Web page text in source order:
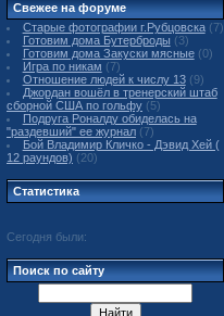
Свежее на форуме
Старые фотографии г.Рубцовска (7)
Готовим дома Бутерброды (3)
Готовим дома Закуски мясные (0)
Игра по никам (7)
Отношение людей к числу 13 (9)
Джордан вошёл в тренерский штаб
сборной США по гольфу (5)
Подруга Роналду обиделась на
"раздевший" ее журнал (7)
Бой Владимир Кличко - Дэвид Хей (
12 раундов) (20)
Статистика
Сегодня были:
Поиск по сайту